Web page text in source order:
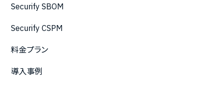
Securify SBOM
Securify CSPM
料金プラン
導入事例